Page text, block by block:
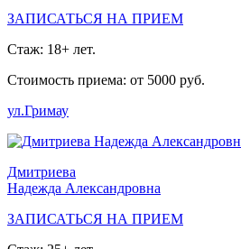
ЗАПИСАТЬСЯ НА ПРИЕМ
Стаж: 18+ лет.
Стоимость приема: от 5000 руб.
ул.Гримау
Дмитриева
Надежда Александровна
ЗАПИСАТЬСЯ НА ПРИЕМ